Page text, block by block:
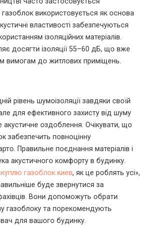
використовується як основа
властивості забезпечуються
ізоляційних матеріалів.
досягти ізоляції 55–60 дБ, що вже
вимогам до житлових приміщень.
рівень шумоізоляції завдяки своїй
але для ефективного захисту від шуму
акустичне оздоблення. Очікувати, що
забезпечить повноцінну
Правильне поєднання матеріалів і
акустичного комфорту в будинку.
куплю газоблок киев, як це роблять усі»,
буде звернутися за
Вони допоможуть обрати
газоблоку та порекомендують
для вашого будинку.